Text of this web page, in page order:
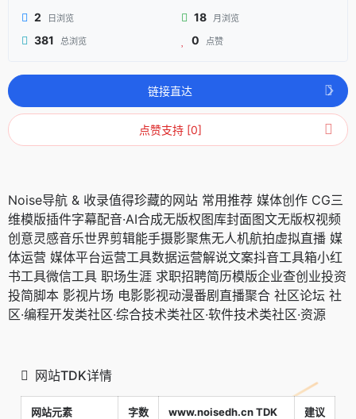
2 日浏览 18 月浏览
381 总浏览 0 点赞
链接直达
点赞支持 [0]
Noise导航 & 收录值得珍藏的网站 常用推荐 媒体创作 CG三
维模版插件字幕配音·AI合成无版权图库封面图文无版权视频
创意灵感音乐世界剪辑能手摄影聚焦无人机航拍虚拟直播 媒
体运营 媒体平台运营工具数据运营解说文案抖音工具箱小红
书工具微信工具 职场生涯 求职招聘简历模版企业查创业投资
投简脚本 影视片场 电影影视动漫番剧直播聚合 社区论坛 社
区·编程开发类社区·综合技术类社区·软件技术类社区·资源
网站TDK详情
网站元素 字数 www.noisedh.cn TDK 建议